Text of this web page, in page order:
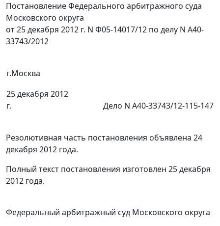
Постановление Федерального арбитражного суда
Московского округа
от 25 декабря 2012 г. N Ф05-14017/12 по делу N А40-
33743/2012
г.Москва
25 декабря 2012
г.
Дело N А40-33743/12-115-147
Резолютивная часть постановления объявлена 24
декабря 2012 года.
Полный текст постановления изготовлен 25 декабря
2012 года.
Федеральный арбитражный суд Московского округа